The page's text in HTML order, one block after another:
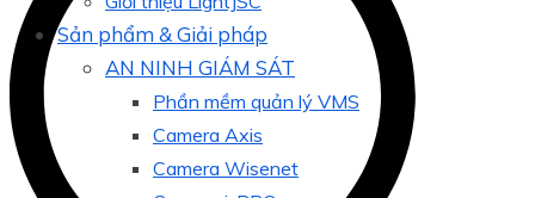
Sản phẩm & Giải pháp
AN NINH GIÁM SÁT
Phần mềm quản lý VMS
Camera Axis
Camera Wisenet